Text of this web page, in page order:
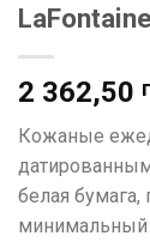
2 362,50
Кожаные
белая
минимальный